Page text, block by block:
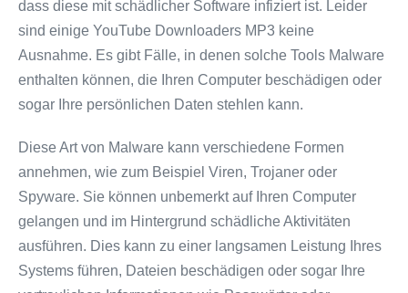
dass diese mit schädlicher Software infiziert ist. Leider
sind einige YouTube Downloaders MP3 keine
Ausnahme. Es gibt Fälle, in denen solche Tools Malware
enthalten können, die Ihren Computer beschädigen oder
sogar Ihre persönlichen Daten stehlen kann.
Diese Art von Malware kann verschiedene Formen
annehmen, wie zum Beispiel Viren, Trojaner oder
Spyware. Sie können unbemerkt auf Ihren Computer
gelangen und im Hintergrund schädliche Aktivitäten
ausführen. Dies kann zu einer langsamen Leistung Ihres
Systems führen, Dateien beschädigen oder sogar Ihre